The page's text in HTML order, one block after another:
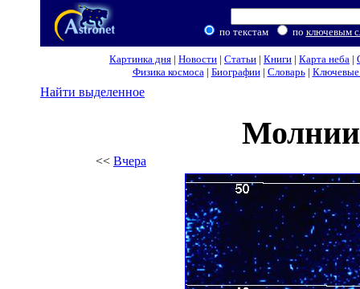
по текстам по ключевым
Картинка дня | Новости | Статьи | Книги | Карта неба |
Физика космоса| Биографии| Словарь| Ключевые
Найти выделенное
<< Вчера